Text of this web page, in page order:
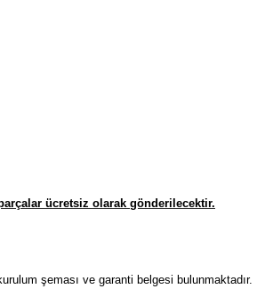
ücretsiz olarak gönderilecektir.
şeması ve garanti belgesi bulunmaktadır.